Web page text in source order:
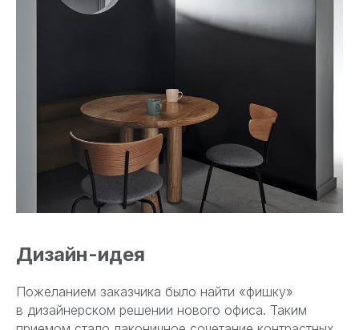
Дизайн-идея
Пожеланием заказчика было найти «фишку»
в дизайнерском решении нового офиса. Таким